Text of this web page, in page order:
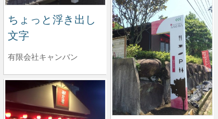
ちょっと浮き出し
文字
有限会社キャンバン